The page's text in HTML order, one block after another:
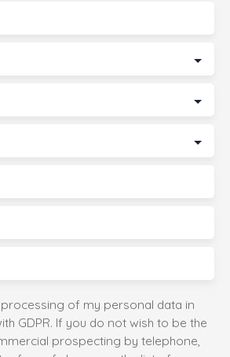
of my personal data in
GDPR. If you do not wish to be the
prospecting by telephone,